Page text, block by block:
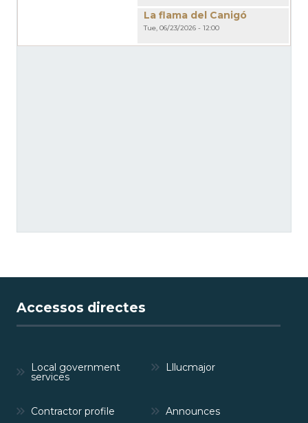
La flama del Canigó
Tue, 06/23/2026 - 12:00
Accessos directes
Local government
services
Lllucmajor
Contractor profile Announces